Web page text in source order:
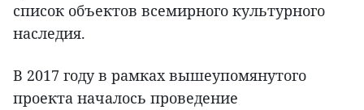
список объектов всемирного культурного
наследия.
В 2017 году в рамках вышеупомянутого
проекта началось проведение